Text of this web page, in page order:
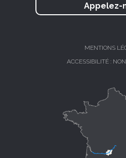
Appelez-
MENTIONS
ACCESSIBILITÉ :